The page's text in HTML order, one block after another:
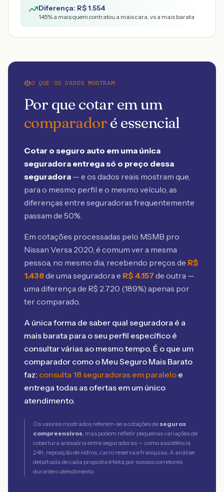
Diferença: R$1.554
145% a mais quem contratou a mais cara, vs a mais barata
O QUE OS DADOS MOSTRAM
Por que cotar em um
comparadoré essencial
Cotar o seguro auto em uma única
seguradora entrega só o preço dessa
seguradora — e os dados reais mostram que,
para o mesmo perfil e o mesmo veículo, as
diferenças entre seguradoras frequentemente
passam de 50%.
Em cotações processadas pelo MSMB pro
Nissan Versa 2020, é comum ver a mesma
pessoa, no mesmo dia, recebendo preços de R$
1.438de uma seguradora e R$ 4.157de outra —
uma diferença de R$ 2.720 (189%) apenas por
ter comparado.
A única forma de saber qual seguradora é a
mais barata para o seu perfil específico é
consultar várias ao mesmo tempo. É o que um
comparador como o Meu Seguro Mais Barato
faz: consulta 18 seguradoras em paralelo e
entrega todas as ofertas em um único
atendimento.
Os valores mostrados referem-se a cotações de seguros
compreensivos, mas podem refletir pequenas variações de
cobertura acessória entre seguradoras — como assistência
24h, reposição de vidros, carro reserva e franquias. A análise
detalhada de cada proposta é feita por nossos corretores
durante o atendimento.